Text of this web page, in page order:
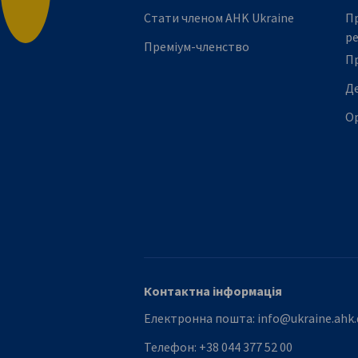
Стати членом АHK Ukraine
Преміум-членство
Контактна інформація
Електронна пошта:
Телефон: +38 044 377 52 00